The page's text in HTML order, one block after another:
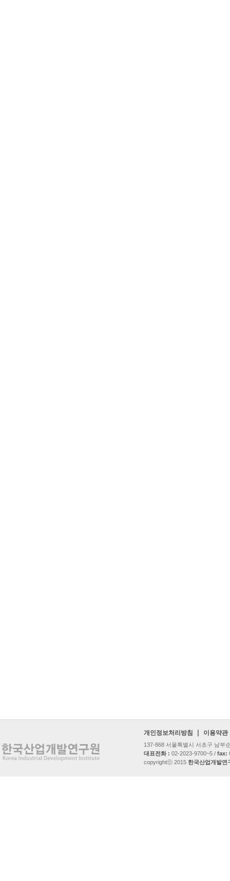
개인정보처리방침 이용약관
137-868 서울특별시 서초구 남부
대표전화 : 02-2023-9700~5 / fax:
copyrightⓒ 2015 한국산업개발